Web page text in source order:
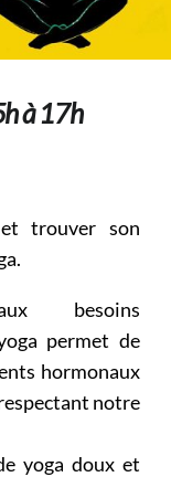
à 17h
trouver son
besoins
permet de
hormonaux
notre
yoga doux et